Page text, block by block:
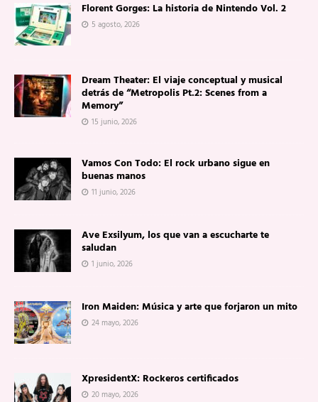
Florent Gorges: La historia de Nintendo Vol. 2
5 agosto, 2026
Dream Theater: El viaje conceptual y musical
detrás de “Metropolis Pt.2: Scenes from a
Memory”
15 junio, 2026
Vamos Con Todo: El rock urbano sigue en
buenas manos
11 junio, 2026
Ave Exsilyum, los que van a escucharte te
saludan
1 junio, 2026
Iron Maiden: Música y arte que forjaron un mito
24 mayo, 2026
XpresidentX: Rockeros certificados
20 mayo, 2026